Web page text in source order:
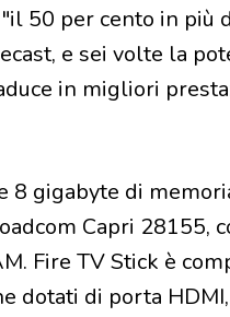
50 per cento in più
e sei volte la
in migliori
8 gigabyte di
Capri 28155,
Fire TV Stick è
dotati di porta